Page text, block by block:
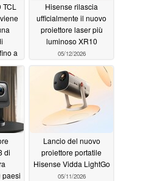
a
Hisense rilascia
ufficialmente il nuovo
proiettore laser più
luminoso XR10
05/12/2026
di
paesi
Lancio del nuovo
proiettore portatile
Hisense Vidda LightGo
05/11/2026